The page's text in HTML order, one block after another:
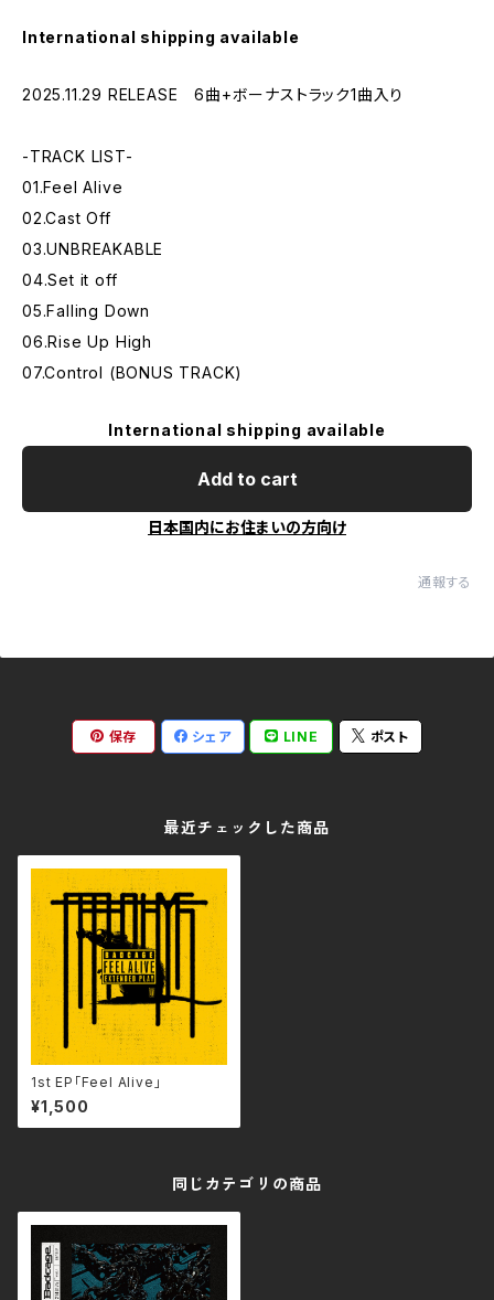
International shipping available
2025.11.29 RELEASE 6曲+ボーナストラック1曲入り
-TRACK LIST-
01.Feel Alive
02.Cast Off
03.UNBREAKABLE
04.Set it off
05.Falling Down
06.Rise Up High
07.Control (BONUS TRACK)
International shipping available
Add to cart
日本国内にお住まいの方向け
通報する
保存 シェア LINE ポスト
最近チェックした商品
1st EP「Feel Alive」
¥1,500
同じカテゴリの商品